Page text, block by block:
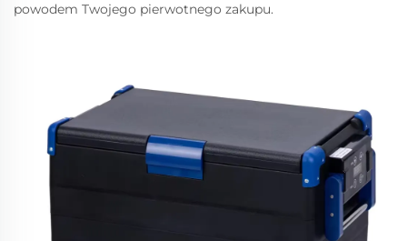
powodem Twojego pierwotnego zakupu.